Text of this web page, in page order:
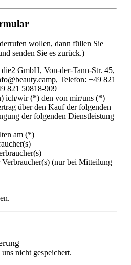
wollen, dann füllen Sie
senden Sie es zurück.)
GmbH, Von-der-Tann-Str. 45,
Telefon: +49 821
821 50818-909
ich/wir (*) den von mir/uns (*)
über den Kauf der folgenden
der folgenden Dienstleistung
am (*)
(nur bei Mitteilung
nicht gespeichert.